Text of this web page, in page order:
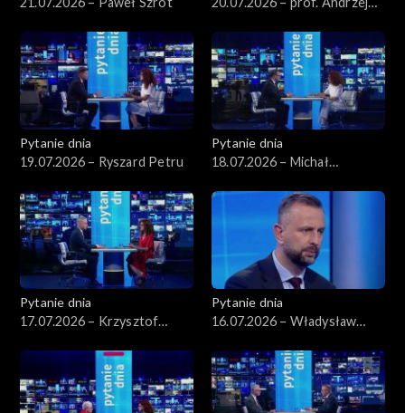
Pytanie dnia
19.07.2026 – Ryszard Petru
Pytanie dnia
18.07.2026 – Michał
Pytanie dnia
17.07.2026 – Krzysztof
Pytanie dnia
16.07.2026 – Władysław